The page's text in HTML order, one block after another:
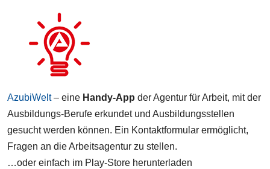
AzubiWelt– eine Handy-App der Agentur für Arbeit, mit der
Ausbildungs-Berufe erkundet und Ausbildungsstellen
gesucht werden können. Ein Kontaktformular ermöglicht,
Fragen an die Arbeitsagentur zu stellen.
…oder einfach im Play-Store herunterladen